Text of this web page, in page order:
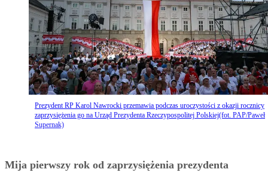
Prezydent RP Karol Nawrocki przemawia podczas uroczystości z okazji rocznicy
zaprzysiężenia go na Urząd Prezydenta Rzeczypospolitej Polskiej(fot. PAP/Paweł
Supernak)
Mija pierwszy rok od zaprzysiężenia prezydenta